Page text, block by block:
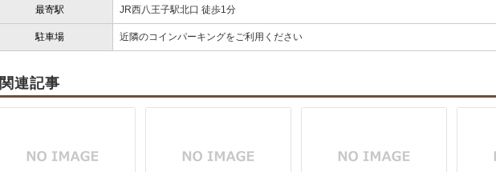
最寄駅 JR西八王子駅北口 徒歩1分
駐車場 近隣のコインパーキングをご利用ください
関連記事